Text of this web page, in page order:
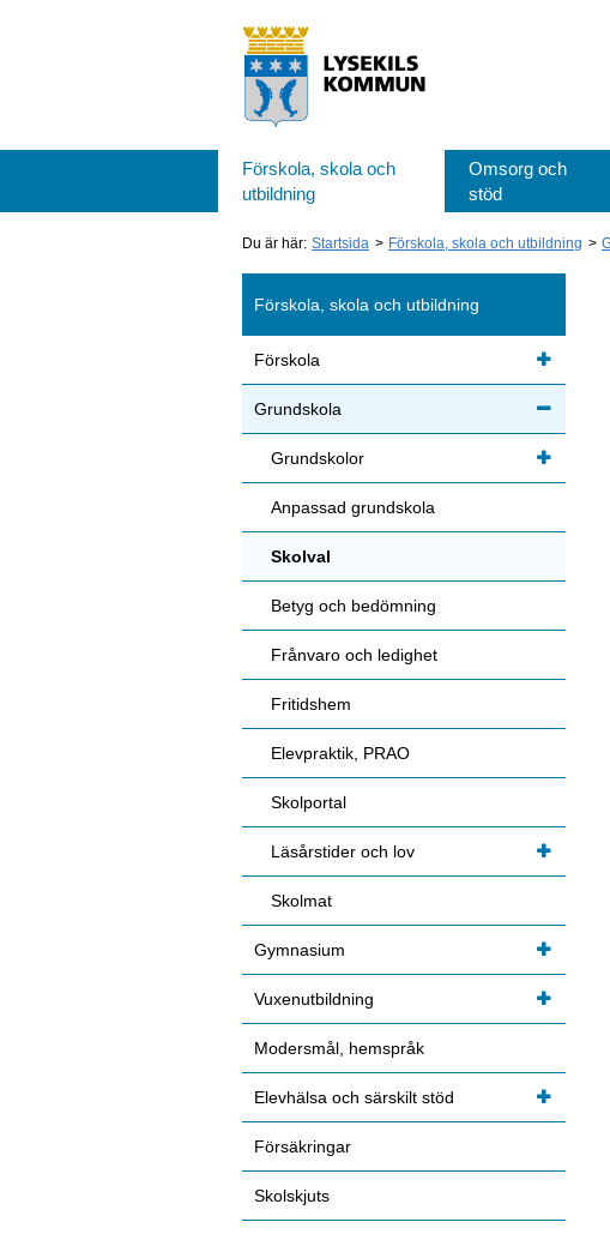
Förskola, skola och
utbildning
Omsorg och
stöd
Du är här: Startsida Förskola, skola och utbildning
Förskola, skola och utbildning
Förskola
Grundskola
Grundskolor
Anpassad grundskola
Skolval
Betyg och bedömning
Frånvaro och ledighet
Fritidshem
Elevpraktik, PRAO
Skolportal
Läsårstider och lov
Skolmat
Gymnasium
Vuxenutbildning
Modersmål, hemspråk
Elevhälsa och särskilt stöd
Försäkringar
Skolskjuts